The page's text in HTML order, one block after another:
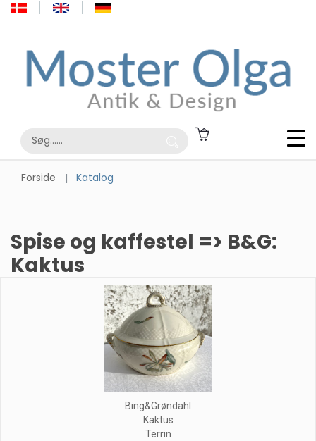
Forside Katalog
Spise og kaffestel => B&G:
Kaktus
Bing&Grøndahl
Kaktus
Terrin